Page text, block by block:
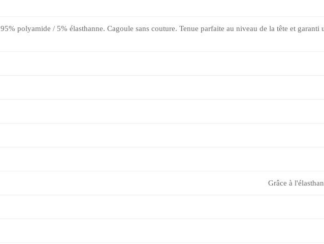
95% polyamide / 5% élasthanne. Cagoule sans couture. Tenue parfaite au niveau de la tête et
Grâce à